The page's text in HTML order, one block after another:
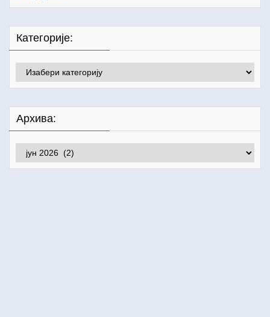
Категорије:
Категорије:
Архива:
Архива: